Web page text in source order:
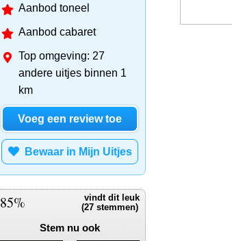
Aanbod toneel
Aanbod cabaret
Top omgeving: 27
andere uitjes binnen 1
km
Voeg een review toe
Bewaar in Mijn Uitjes
vindt dit leuk
(27 stemmen)
85%
Stem nu ook